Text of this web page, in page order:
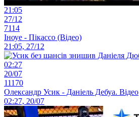
21:05
27/12
7114
Іноуе - Пікассо (Відео)
21:05, 27/12
02:27
20/07
11170
Олександр Усик - Даніель Дебуа. Відео
02:27, 20/07